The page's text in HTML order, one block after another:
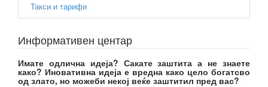
Такси и тарифи
Информативен центар
Имате одлична идеја? Сакате заштита а не знаете
како? Иновативна идеја е вредна како цело богатсво
од злато, но можеби некој веќе заштитил пред вас?